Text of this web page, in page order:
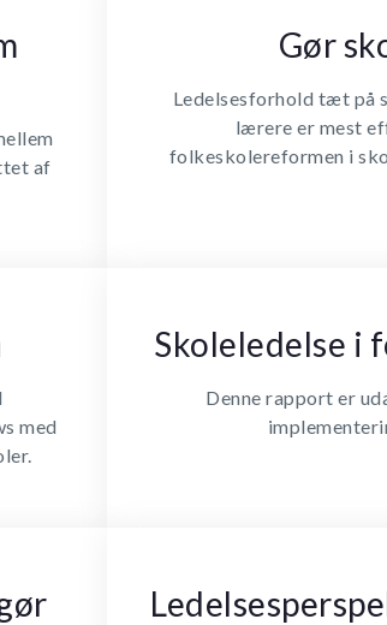
af
Gør
Ledelsesforhold tæt på
lærere er mest
folkeskolereformen i
med
Skoleledelse i
Denne rapport er